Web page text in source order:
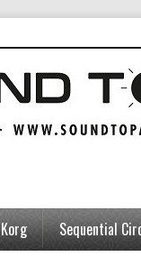
Korg Sequential